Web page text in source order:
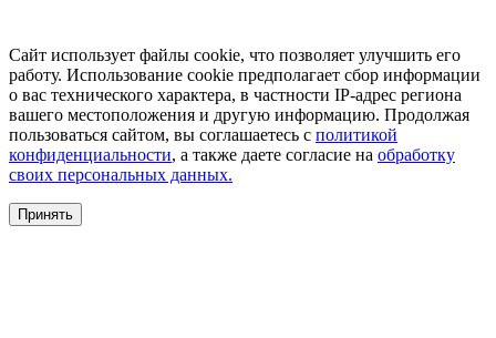
Сайт использует файлы cookie, что позволяет улучшить его
работу. Использование cookie предполагает сбор информации
о вас технического характера, в частности IP-адрес региона
вашего местоположения и другую информацию. Продолжая
пользоваться сайтом, вы соглашаетесь с политикой
конфиденциальности, а также даете согласие на обработку
своих персональных данных.
Принять